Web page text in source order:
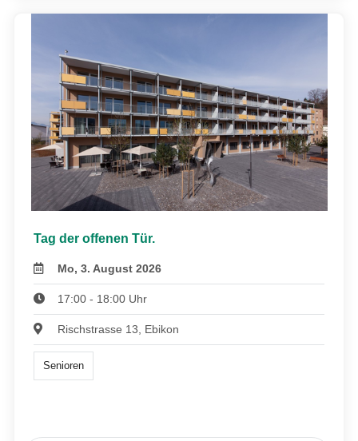
Tag der offenen Tür.
Mo, 3. August 2026
17:00 - 18:00 Uhr
Rischstrasse 13, Ebikon
Senioren